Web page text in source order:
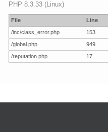
PHP 8.3.33 (Linux)
File Line
/inc/class_error.php
153
/global.php
949
/reputation.php
17